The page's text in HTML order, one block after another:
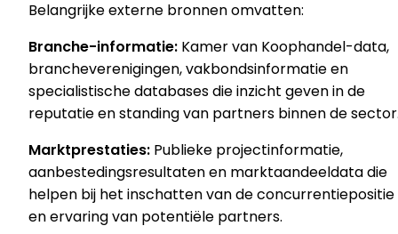
Belangrijke externe bronnen omvatten:
Branche-informatie: Kamer van Koophandel-data,
brancheverenigingen, vakbondsinformatie en
specialistische databases die inzicht geven in de
reputatie en standing van partners binnen de
Marktprestaties: Publieke projectinformatie,
aanbestedingsresultaten en marktaandeeldata die
helpen bij het inschatten van de concurrentiepositie
en ervaring van potentiële partners.